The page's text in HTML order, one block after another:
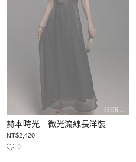
赫本時光｜微光流線長洋裝
NT$2,420
9